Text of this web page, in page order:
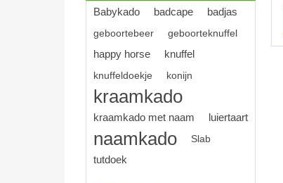
Babykado badcape badjas
geboortebeer geboorteknuffel
happy horse knuffel
knuffeldoekje konijn
kraamkado
kraamkado met naam luiertaart
naamkado Slab
tutdoek